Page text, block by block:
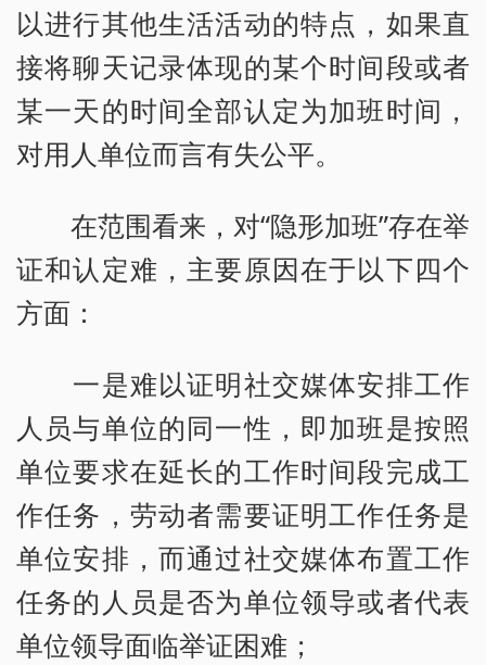
以进行其他生活活动的特点，如果直
接将聊天记录体现的某个时间段或者
某一天的时间全部认定为加班时间，
对用人单位而言有失公平。
在范围看来，对“隐形加班”存在举
证和认定难，主要原因在于以下四个
方面：
一是难以证明社交媒体安排工作
人员与单位的同一性，即加班是按照
单位要求在延长的工作时间段完成工
作任务，劳动者需要证明工作任务是
单位安排，而通过社交媒体布置工作
任务的人员是否为单位领导或者代表
单位领导面临举证困难；